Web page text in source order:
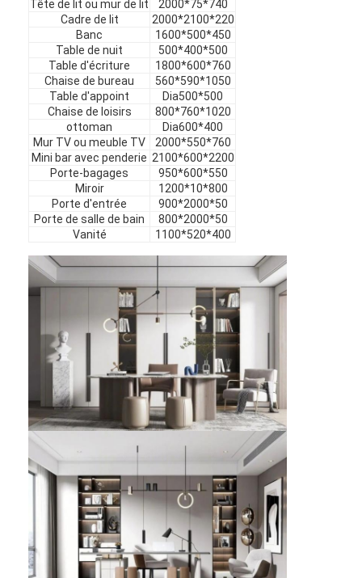
Meubles d'hôtel
Meubles de maison
Meubles pour appartements
Meubles de clubs commerciaux
Meubles de salle à manger
Meubles de bureau
Mobilier fixe
Meubles tapissés
Tête de lit ou mur de lit
2000*75*740
Cadre de lit
2000*2100*220
Banc
1600*500*450
Table de nuit
500*400*500
Table d'écriture
1800*600*760
Chaise de bureau
560*590*1050
Table d'appoint
Dia500*500
Chaise de loisirs
800*760*1020
ottoman
Dia600*400
Mur TV ou meuble TV
2000*550*760
Mini bar avec penderie 2100*600*2200
Porte-bagages
950*600*550
Miroir
1200*10*800
Porte d'entrée
900*2000*50
Porte de salle de bain
800*2000*50
Vanité
1100*520*400